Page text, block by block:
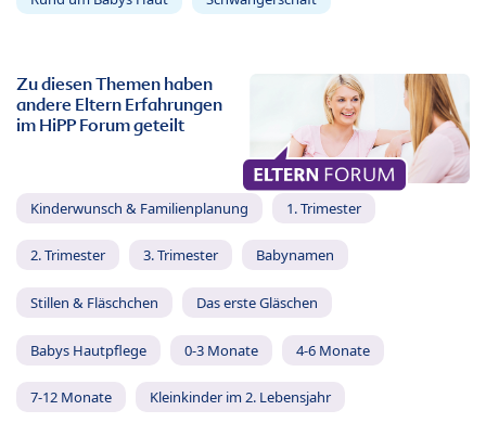
Zu diesen Themen haben
andere Eltern Erfahrungen
im HiPP Forum geteilt
Kinderwunsch & Familienplanung 1. Trimester
2. Trimester 3. Trimester Babynamen
Stillen & Fläschchen Das erste Gläschen
Babys Hautpflege 0-3 Monate 4-6 Monate
7-12 Monate Kleinkinder im 2. Lebensjahr